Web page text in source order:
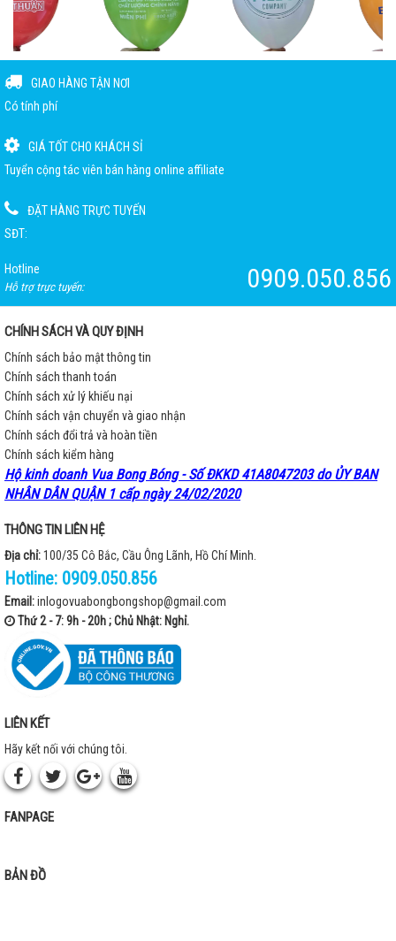
GIAO HÀNG TẬN NƠI
Có tính phí
GIÁ TỐT CHO KHÁCH SỈ
Tuyển cộng tác viên bán hàng online affiliate
ĐẶT HÀNG TRỰC TUYẾN
SĐT:
Hotline
Hỗ trợ trực tuyến: 0909.050.856
CHÍNH SÁCH VÀ QUY ĐỊNH
Chính sách bảo mật thông tin
Chính sách thanh toán
Chính sách xử lý khiếu nại
Chính sách vận chuyển và giao nhận
Chính sách đổi trả và hoàn tiền
Chính sách kiểm hàng
Hộ kinh doanh Vua Bong Bóng - Số ĐKKD 41A8047203 do ỦY BAN
NHÂN DÂN QUẬN 1 cấp ngày 24/02/2020
THÔNG TIN LIÊN HỆ
Địa chỉ:100/35 Cô Bắc, Cầu Ông Lãnh, Hồ Chí Minh.
Hotline: 0909.050.856
Email:inlogovuabongbongshop@gmail.com
Thứ 2 - 7: 9h - 20h ; Chủ Nhật: Nghỉ.
LIÊN KẾT
Hãy kết nối với chúng tôi.
FANPAGE
BẢN ĐỒ